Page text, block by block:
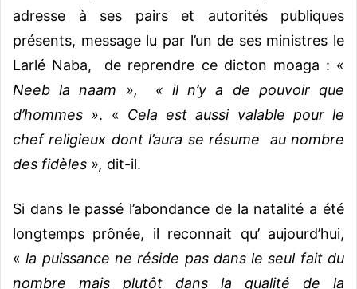
adresse à ses pairs et autorités publiques
présents, message lu par l’un de ses ministres le
Larlé Naba, de reprendre ce dicton moaga : «
Neeb la naam », « il n’y a de pouvoir que
d’hommes ». « Cela est aussi valable pour le
chef religieux dont l’aura se résume au nombre
des fidèles », dit-il.
Si dans le passé l’abondance de la natalité a été
longtemps prônée, il reconnait qu’ aujourd’hui,
«la puissance ne réside pas dans le seul fait du
nombre mais plutôt dans la qualité de la